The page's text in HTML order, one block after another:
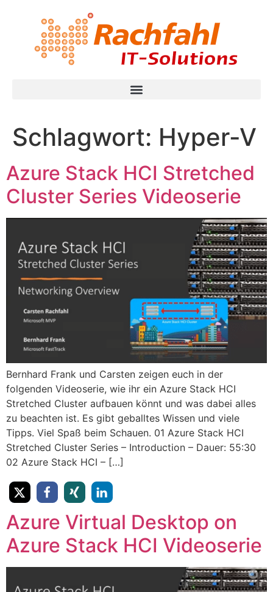
Schlagwort: Hyper-V
Azure Stack HCI Stretched
Cluster Series Videoserie
​Bernhard Frank und Carsten ​zeigen euch in der
folgenden Videoserie, wie ihr ein Azure Stack HCI
Stretched Cluster aufbauen könnt und was dabei alles
zu beachten ist. Es gibt geballtes Wissen und viele
Tipps. Viel Spaß beim Schauen. ​01 Azure Stack HCI
Stretched Cluster Series – Introduction – Dauer: 55:30
02 Azure Stack HCI – […]
Azure Virtual Desktop on
Azure Stack HCI Videoserie